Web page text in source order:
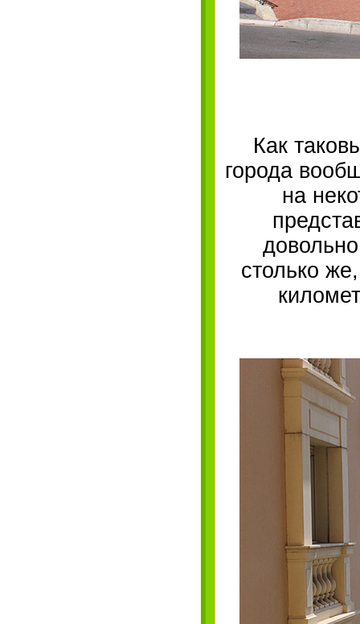
Как
города
на
столько